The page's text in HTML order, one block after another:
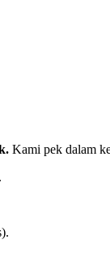
Kami pek dalam